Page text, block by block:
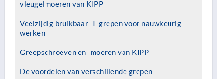
vleugelmoeren van KIPP
Veelzijdig bruikbaar: T-grepen voor nauwkeurig
werken
Greepschroeven en -moeren van KIPP
De voordelen van verschillende grepen